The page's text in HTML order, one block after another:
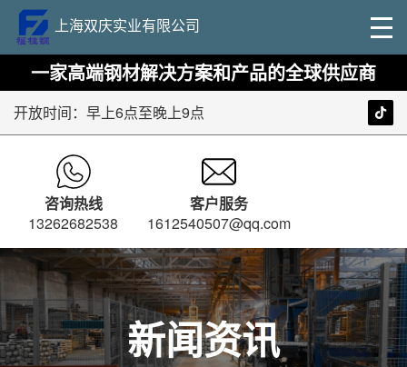
一家高端钢材解决方案和产品的全球供应商
开放时间：早上6点至晚上9点
咨询热线
13262682538
客户服务
1612540507@qq.com
上海双庆实业有限公司
新闻资讯